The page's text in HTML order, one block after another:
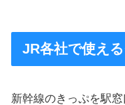
JR各社で使え
新幹線のきっぷを駅